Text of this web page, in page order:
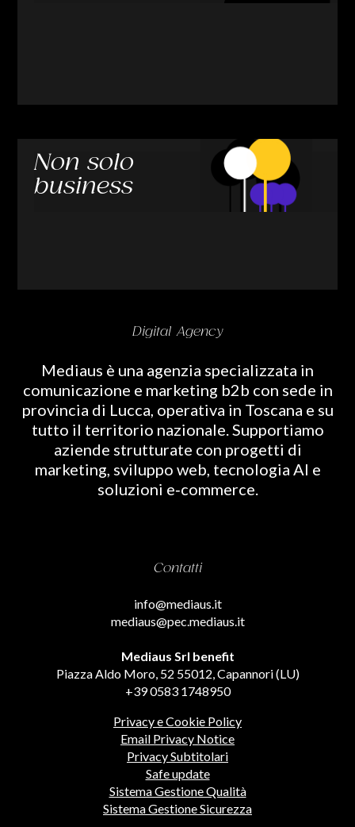
Non solo
business
Digital Agency
Mediaus è una agenzia specializzata in
comunicazione e marketing b2b con sede in
provincia di Lucca, operativa in Toscana e su
tutto il territorio nazionale. Supportiamo
aziende strutturate con progetti di
marketing, sviluppo web, tecnologia AI e
soluzioni e‑commerce.
Contatti
info@mediaus.it
mediaus@pec.mediaus.it
Mediaus Srl benefit
Piazza Aldo Moro, 52 55012, Capannori (LU)
+39 0583 1748950
Privacy e Cookie Policy
Email Privacy Notice
Privacy Subtitolari
Safe update
Sistema Gestione Qualità
Sistema Gestione Sicurezza